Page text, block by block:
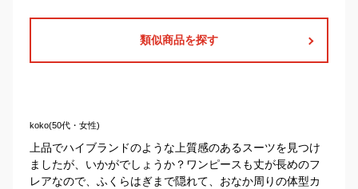
類似商品を探す
koko(50代・女性)
上品でハイブランドのような上質感のあるスーツを見つけ
ましたが、いかがでしょうか？ワンピースも丈が長めのフ
レアなので、ふくらはぎまで隠れて、おなか周りの体型カ